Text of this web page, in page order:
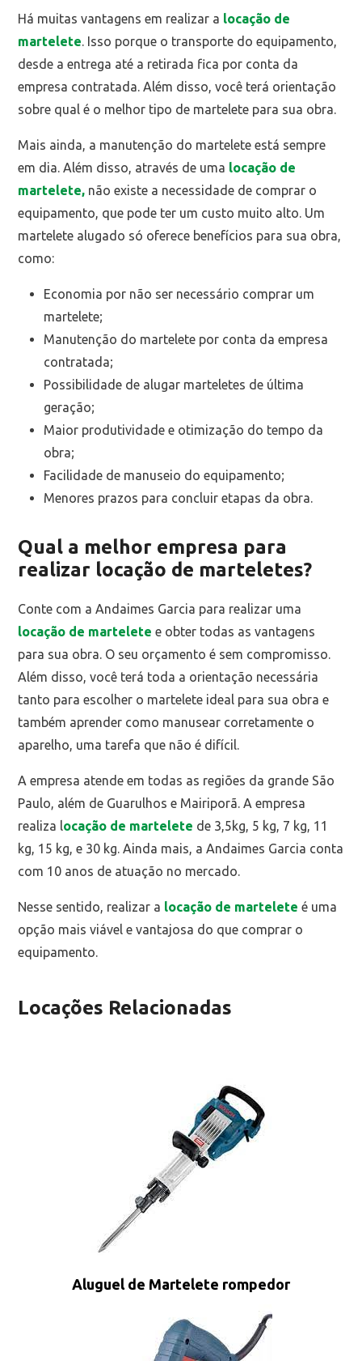
Há muitas vantagens em realizar a locação de
martelete. Isso porque o transporte do equipamento,
desde a entrega até a retirada fica por conta da
empresa contratada. Além disso, você terá orientação
sobre qual é o melhor tipo de martelete para sua obra.
Mais ainda, a manutenção do martelete está sempre
em dia. Além disso, através de uma locação de
martelete, não existe a necessidade de comprar o
equipamento, que pode ter um custo muito alto. Um
martelete alugado só oferece benefícios para sua obra,
como:
Economia por não ser necessário comprar um
martelete;
Manutenção do martelete por conta da empresa
contratada;
Possibilidade de alugar marteletes de última
geração;
Maior produtividade e otimização do tempo da
obra;
Facilidade de manuseio do equipamento;
Menores prazos para concluir etapas da obra.
Qual a melhor empresa para
realizar locação de marteletes?
Conte com a Andaimes Garcia para realizar uma
locação de martelete e obter todas as vantagens
para sua obra. O seu orçamento é sem compromisso.
Além disso, você terá toda a orientação necessária
tanto para escolher o martelete ideal para sua obra e
também aprender como manusear corretamente o
aparelho, uma tarefa que não é difícil.
A empresa atende em todas as regiões da grande São
Paulo, além de Guarulhos e Mairiporã. A empresa
realiza locação de martelete de 3,5kg, 5 kg, 7 kg, 11
kg, 15 kg, e 30 kg. Ainda mais, a Andaimes Garcia conta
com 10 anos de atuação no mercado.
Nesse sentido, realizar a locação de martelete é uma
opção mais viável e vantajosa do que comprar o
equipamento.
Locações Relacionadas
Aluguel de Martelete rompedor